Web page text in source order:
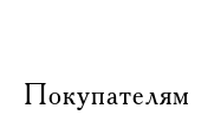
Покупателям